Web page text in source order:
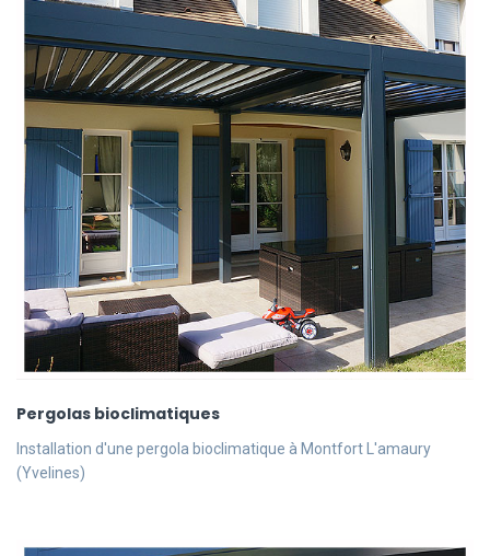
Pergolas bioclimatiques
Installation d'une pergola bioclimatique à Montfort L'amaury
(Yvelines)